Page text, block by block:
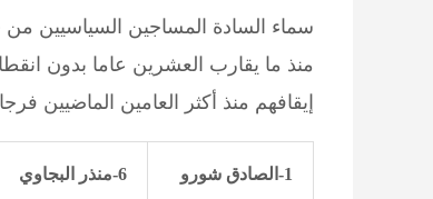
سماء السادة المساجين السياسيين من
منذ ما يقارب العشرين عاما بدون
إيقافهم منذ أكثر العامين الماضيين
6- منذر البجاوي 1- الصادق شورو